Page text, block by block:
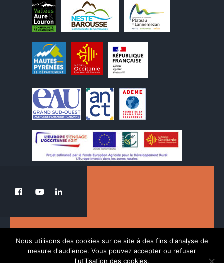
Le PETR au service de la transition du Pays
des Nestes.
Nous utilisons des cookies sur ce site à des fins d'analyse de
mesure d'audience. Vous pouvez accepter ou refuser
l'utilisation des cookies.